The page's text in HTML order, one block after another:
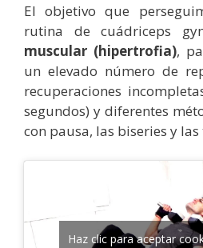
El objetivo que
rutina de cuádriceps
muscular (hipertrofia),
un elevado número de
recuperaciones
segundos) y diferentes
con pausa, las biseries y
Haz clic para aceptar